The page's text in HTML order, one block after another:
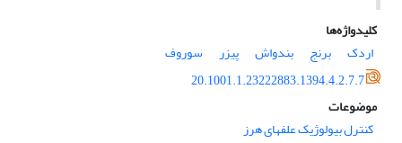
کلیدواژه‌ها
اردک
برنج بندواش پیزر
سوروف
20.1001.1.23222883.1394.4.2.7.7
موضوعات
کنترل بیولوژیک علفهای هرز